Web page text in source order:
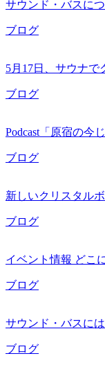
サウンド・バスに
ブログ
5月17日、サウナで
ブログ
Podcast「原宿の今
ブログ
新しいクリスタル
ブログ
イベント情報 どこ
ブログ
サウンド・バスに
ブログ